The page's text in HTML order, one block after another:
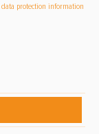
data protection information